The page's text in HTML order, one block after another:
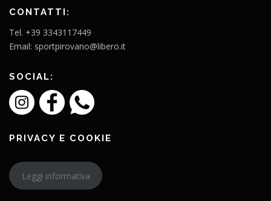
CONTATTI:
Tel. +39 3343117449
Email: sportpirovano@libero.it
SOCIAL:
PRIVACY E COOKIE
Leggi informativa